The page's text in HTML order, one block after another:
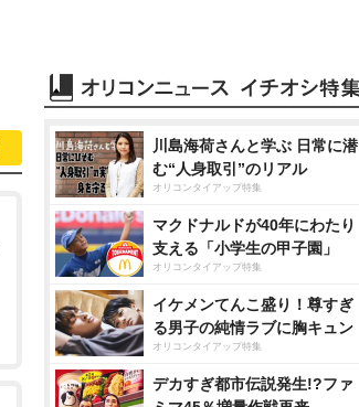
川島海荷さんと学ぶ 日常に潜
む“人身取引”のリアル
オリコンタイアップ特集
マクドナルドが40年にわたり
支える「小学生の甲子園」
オリコンタイアップ特集
イケメンてんこ盛り！尊すぎ
る男子の純情ラブに胸キュン
オリコンタイアップ特集
デカすぎ都市伝説発生!?ファ